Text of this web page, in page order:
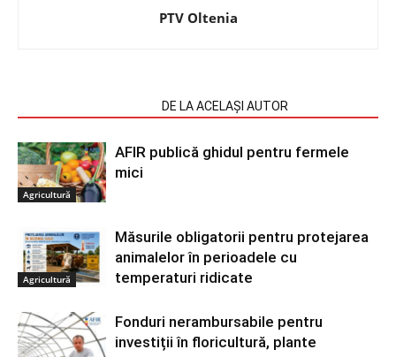
PTV Oltenia
DE LA ACELAȘI AUTOR
Agricultură
AFIR publică ghidul pentru fermele
mici
Agricultură
Măsurile obligatorii pentru protejarea
animalelor în perioadele cu
temperaturi ridicate
Fonduri nerambursabile pentru
investiții în floricultură, plante